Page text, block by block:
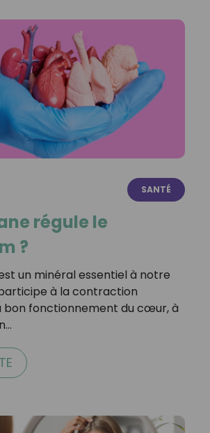
SANTÉ
régule le
?
un minéral essentiel à notre
à la contraction
bon fonctionnement du cœur, à